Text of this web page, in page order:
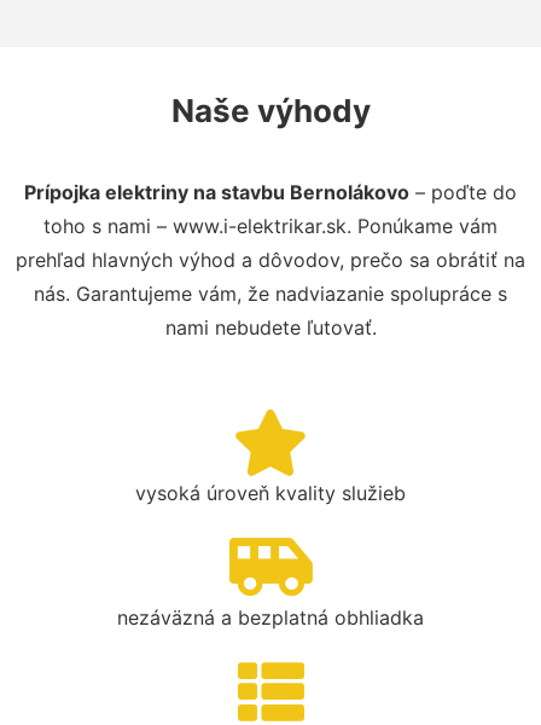
Naše výhody
Prípojka elektriny na stavbu Bernolákovo – poďte do
toho s nami – www.i-elektrikar.sk. Ponúkame vám
prehľad hlavných výhod a dôvodov, prečo sa obrátiť na
nás. Garantujeme vám, že nadviazanie spolupráce s
nami nebudete ľutovať.
vysoká úroveň kvality služieb
nezáväzná a bezplatná obhliadka